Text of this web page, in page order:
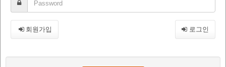
로그인
회원가입